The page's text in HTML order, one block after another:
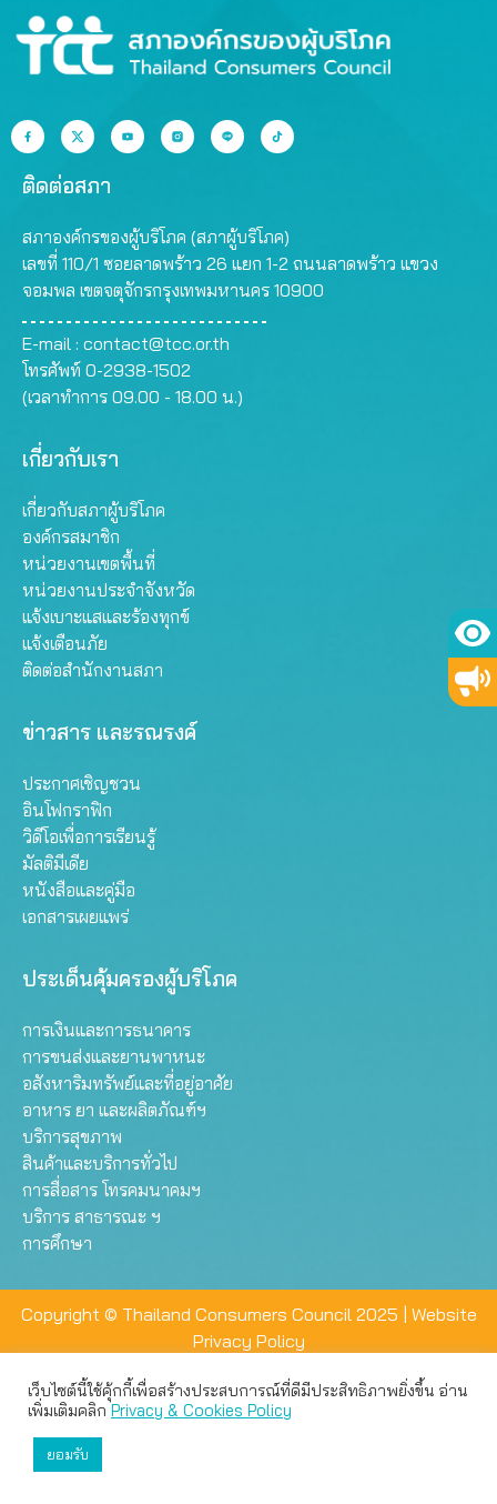
ติดต่อสภา
สภาองค์กรของผู้บริโภค (สภาผู้บริโภค)
เลขที่ 110/1 ซอยลาดพร้าว 26 แยก 1-2 ถนนลาดพร้าว แขวง
จอมพล เขตจตุจักรกรุงเทพมหานคร 10900
E-mail : contact@tcc.or.th
โทรศัพท์ 0-2938-1502
(เวลาทำการ 09.00 - 18.00 น.)
เกี่ยวกับเรา
เกี่ยวกับสภาผู้บริโภค
องค์กรสมาชิก
หน่วยงานเขตพื้นที่
หน่วยงานประจำจังหวัด
แจ้งเบาะแสและร้องทุกข์
แจ้งเตือนภัย
ติดต่อสำนักงานสภา
ข่าวสาร และรณรงค์
ประกาศเชิญชวน
อินโฟกราฟิก
วิดีโอเพื่อการเรียนรู้
มัลติมีเดีย
หนังสือและคู่มือ
เอกสารเผยแพร่
ประเด็นคุ้มครองผู้บริโภค
การเงินและการธนาคาร
การขนส่งและยานพาหนะ
อสังหาริมทรัพย์และที่อยู่อาศัย
อาหาร ยา และผลิตภัณฑ์ฯ
บริการสุขภาพ
สินค้าและบริการทั่วไป
การสื่อสาร โทรคมนาคมฯ
บริการ สาธารณะ ฯ
การศึกษา
Copyright © Thailand Consumers Council 2025 | Website
Privacy Policy
เว็บไซต์นี้ใช้คุ้กกี้เพื่อสร้างประสบการณ์ที่ดีมีประสิทธิภาพยิ่งขึ้น อ่าน
เพิ่มเติมคลิกPrivacy & Cookies Policy
ยอมรับ
เว็บไซต์นี้ใช้คุกกี้เพื่อมอบประสบการณ์การใช้งานที่ดีให้แก่ท่าน คุณ
สามารถเลือกตั้งค่าความเป็นส่วนตัวได้
ยอมรับทั้งหมด